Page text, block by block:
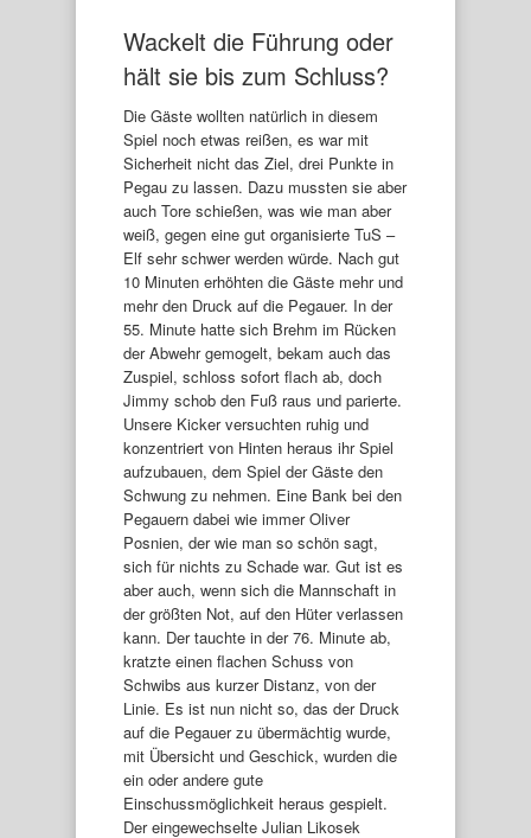
Wackelt die Führung oder
hält sie bis zum Schluss?
Die Gäste wollten natürlich in diesem
Spiel noch etwas reißen, es war mit
Sicherheit nicht das Ziel, drei Punkte in
Pegau zu lassen. Dazu mussten sie aber
auch Tore schießen, was wie man aber
weiß, gegen eine gut organisierte TuS –
Elf sehr schwer werden würde. Nach gut
10 Minuten erhöhten die Gäste mehr und
mehr den Druck auf die Pegauer. In der
55. Minute hatte sich Brehm im Rücken
der Abwehr gemogelt, bekam auch das
Zuspiel, schloss sofort flach ab, doch
Jimmy schob den Fuß raus und parierte.
Unsere Kicker versuchten ruhig und
konzentriert von Hinten heraus ihr Spiel
aufzubauen, dem Spiel der Gäste den
Schwung zu nehmen. Eine Bank bei den
Pegauern dabei wie immer Oliver
Posnien, der wie man so schön sagt,
sich für nichts zu Schade war. Gut ist es
aber auch, wenn sich die Mannschaft in
der größten Not, auf den Hüter verlassen
kann. Der tauchte in der 76. Minute ab,
kratzte einen flachen Schuss von
Schwibs aus kurzer Distanz, von der
Linie. Es ist nun nicht so, das der Druck
auf die Pegauer zu übermächtig wurde,
mit Übersicht und Geschick, wurden die
ein oder andere gute
Einschussmöglichkeit heraus gespielt.
Der eingewechselte Julian Likosek